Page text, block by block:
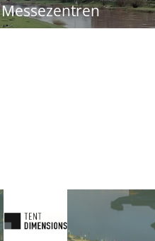
Messezentren